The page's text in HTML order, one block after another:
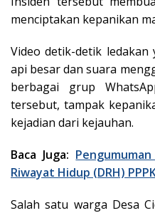
menciptakan kepanikan
Video detik-detik
api besar dan suara
berbagai grup
tersebut, tampak
kejadian dari kejauhan.
Baca Juga:
Riwayat Hidup (DRH)
Salah satu warga Desa